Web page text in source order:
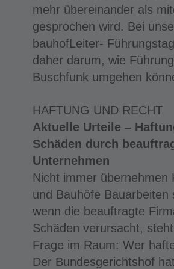
mehr übereinander als
gesprochen wird. Bei
bauhofLeiter-
daher darum, wie
Buschfunk umgehen
HAFTUNG UND RECHT
Aktuelle Urteile –
Schäden durch
Unternehmen
Nicht immer übernehmen
und Bauhöfe Bauarbeiten
wenn die beauftragte
Schäden verursacht,
Frage im Raum: Wer
Der Bundesgerichtshof